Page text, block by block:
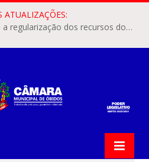
ATUALIZAÇÕES:
ÓBIDOS, PA – O destino e a regularização dos recursos dos Precatórios do FUNDEF (Fundo de Manutenção e Desenvolvimento do Ensino Fundamental e de Valorização do Magistério) voltaram a pautar as discussões na Câmara Municipal de Óbidos.